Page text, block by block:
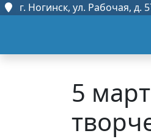
г. Ногинск, ул. Рабочая, д.
5